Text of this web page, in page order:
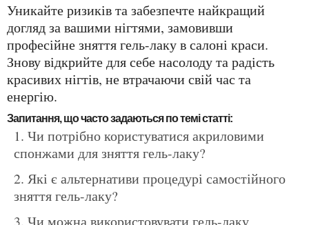
Уникайте ризиків та забезпечте найкращий
догляд за вашими нігтями, замовивши
професійне зняття гель-лаку в салоні краси.
Знову відкрийте для себе насолоду та радість
красивих нігтів, не втрачаючи свій час та
енергію.
Запитання, що часто задаються по темі статті:
Чи потрібно користуватися акриловими
спонжами для зняття гель-лаку?
Які є альтернативи процедурі самостійного
зняття гель-лаку?
Чи можна використовувати гель-лаку